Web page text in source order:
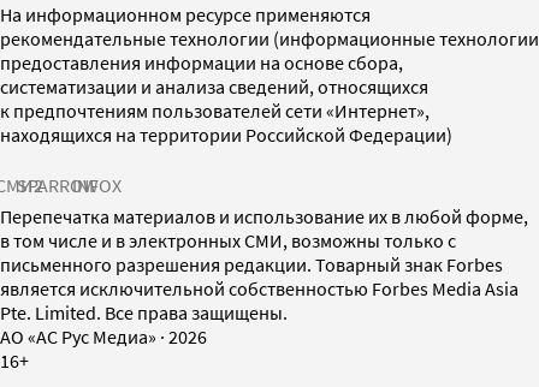
На информационном ресурсе применяются
рекомендательные технологии (информационные технологии
предоставления информации на основе сбора,
систематизации и анализа сведений, относящихся
к предпочтениям пользователей сети «Интернет»,
находящихся на территории Российской Федерации)
SPARROWINFOX
Перепечатка материалов и использование их в любой форме,
в том числе и в электронных СМИ, возможны только с
письменного разрешения редакции. Товарный знак Forbes
является исключительной собственностью Forbes Media Asia
Pte. Limited. Все права защищены.
AO «АС Рус Медиа» · 2026
16+